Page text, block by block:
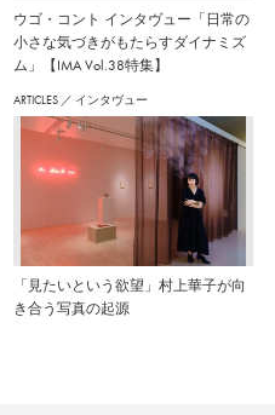
ウゴ・コント インタヴュー「日常の
小さな気づきがもたらすダイナミズ
ム」【IMA Vol.38特集】
ARTICLES ／ インタヴュー
「見たいという欲望」村上華子が向
き合う写真の起源